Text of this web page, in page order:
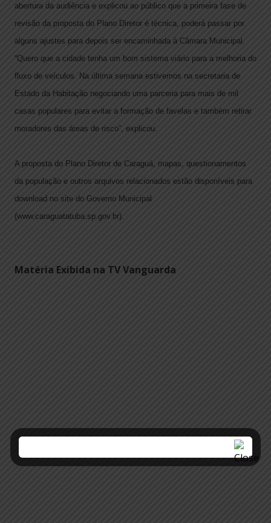
abertura da audiência e explicou ao público que a primeira fase de
revisão da proposta do Plano Diretor é técnica, poderá passar por
alguns ajustes para depois ser encaminhada à Câmara Municipal.
“Quero que a cidade tenha um bom sistema viário para a melhoria do
fluxo de veículos. Na última semana estivemos na secretaria de
Estado da Habitação negociando uma parceria para mais de mil
casas populares para evitar a formação de favelas e também retirar
moradores das áreas de risco”, explicou.
A proposta do Plano Diretor de Caraguá, mapas, questionamentos
da população e outros arquivos relacionados estão disponíveis para
download no site do Governo Municipal
(www.caraguatatuba.sp.gov.br).
Matéria Exibida na TV Vanguarda